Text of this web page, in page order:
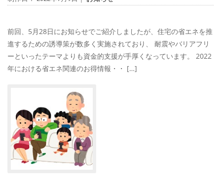
前回、5月28日にお知らせでご紹介しましたが、住宅の省エネを推
進するための誘導策が数多く実施されており、 耐震やバリアフリ
ーといったテーマよりも資金的支援が手厚くなっています。 2022
年における省エネ関連のお得情報・・ […]